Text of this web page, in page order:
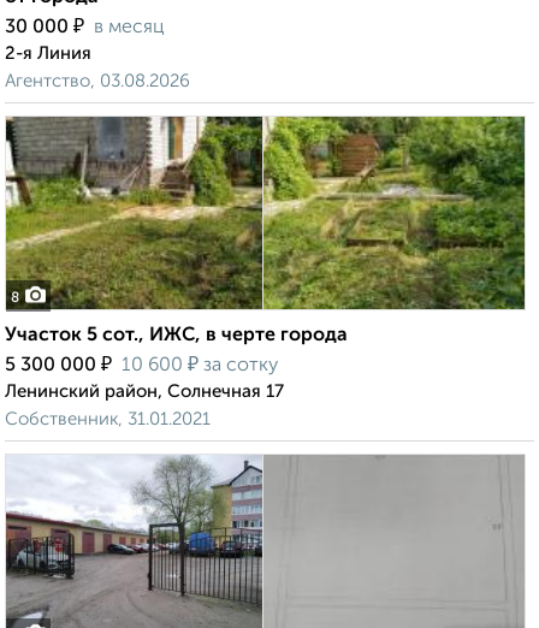
30 000 ₽ в месяц
2-я Линия
Агентство, 03.08.2026
8
Участок 5 сот., ИЖС, в черте города
5 300 000 ₽ 10 600 ₽ за сотку
Ленинский район, Солнечная 17
Собственник, 31.01.2021